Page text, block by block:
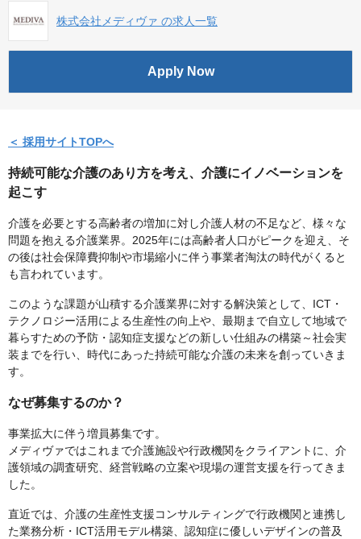
株式会社メディヴァ の求人一覧
Apply Now
＜ 採用サイトTOPへ
持続可能な介護のあり方を考え、介護にイノベーションを
起こす
介護を必要とする高齢者の増加に対し介護人材の不足など、様々な
問題を抱える介護業界。2025年には高齢者人口がピークを迎え、そ
の後は社会保障費抑制や市場縮小に伴う事業者淘汰の時代がくると
も言われています。
このような課題が山積する介護業界に対する解決策として、ICT・
テクノロジー活用による生産性の向上や、最期まで自立して地域で
暮らすための予防・認知症支援などの新しい仕組みの構築～社会実
装までを行い、時代にあった持続可能な介護の未来を創っていきま
す。
なぜ募集するのか？
事業拡大に伴う増員募集です。
メディヴァではこれまで介護施設や行政機関をクライアントに、介
護領域の調査研究、経営戦略の立案や現場の運営支援を行ってきま
した。
直近では、介護の生産性支援コンサルティングで行政機関と連携し
た業務分析・ICT活用モデル構築、認知症に優しいデザインの普及